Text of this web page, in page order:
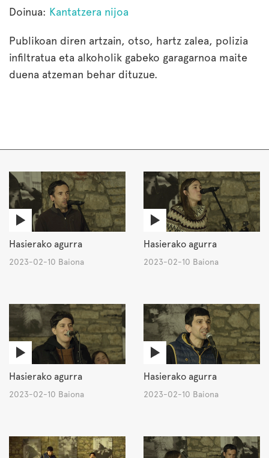
Doinua: Kantatzera nijoa
Publikoan diren artzain, otso, hartz zalea, polizia
infiltratua eta alkoholik gabeko garagarnoa maite
duena atzeman behar dituzue.
Hasierako agurra
2023-02-10 Baiona
Hasierako agurra
2023-02-10 Baiona
Hasierako agurra
2023-02-10 Baiona
Hasierako agurra
2023-02-10 Baiona